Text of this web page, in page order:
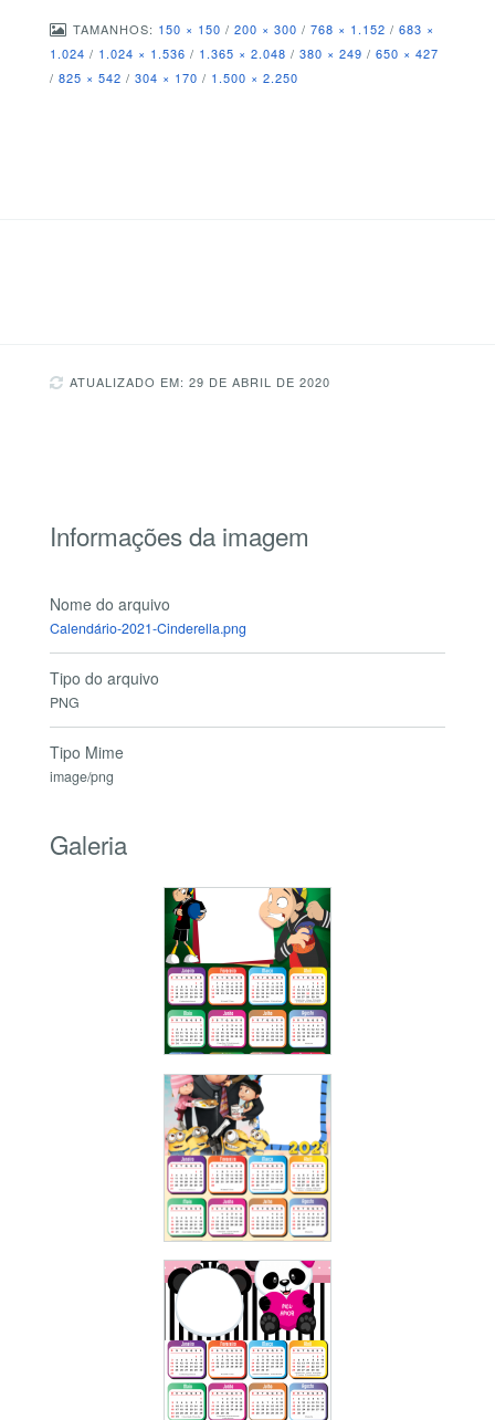
TAMANHOS: 150 × 150 / 200 × 300 / 768 × 1.152 / 683 ×
1.024 / 1.024 × 1.536 / 1.365 × 2.048 / 380 × 249 / 650 × 427
/ 825 × 542 / 304 × 170 / 1.500 × 2.250
ATUALIZADO EM: 29 DE ABRIL DE 2020
Informações da imagem
Nome do arquivo
Calendário-2021-Cinderella.png
Tipo do arquivo
PNG
Tipo Mime
image/png
Galeria